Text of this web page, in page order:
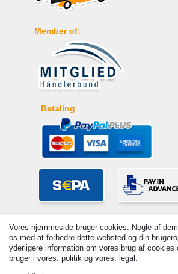
Member of:
Betaling
Vores hjemmeside bruger cookies. Nogle af
os med at forbedre dette websted og din
yderligere information om vores brug af cookies
bruger i vores: politik og vores: legal.